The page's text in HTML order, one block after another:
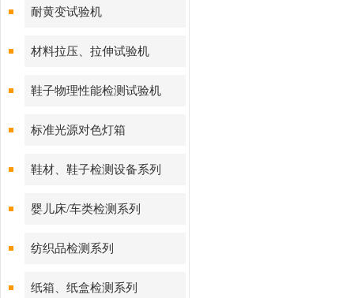
耐黄变试验机
材料拉压、拉伸试验机
鞋子物理性能检测试验机
标准光源对色灯箱
鞋材、鞋子检测设备系列
婴儿床/车类检测系列
纺织品检测系列
纸箱、纸盒检测系列